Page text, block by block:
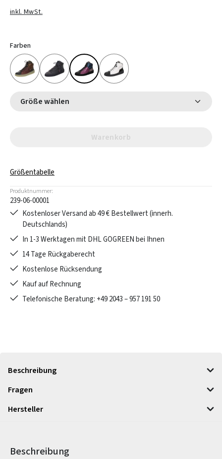
inkl. MwSt.
Farben
Größe wählen
Warenkorb
Größentabelle
Produktnummer:
239-06-00001
Kostenloser Versand ab 49 € Bestellwert (innerh.
Deutschlands)
In 1-3 Werktagen mit DHL GOGREEN bei Ihnen
14 Tage Rückgaberecht
Kostenlose Rücksendung
Kauf auf Rechnung
Telefonische Beratung: +49 2043 – 957 191 50
Beschreibung
Fragen
Hersteller
Beschreibung